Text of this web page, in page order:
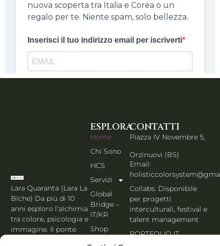
Lara Quaranta (Lara La
Biche) Da più di 10
anni esploro l'alchimia
tra colore, psicologia e
immagine. Il ponte
ESPLORA
Home
Chi Sono
HCS
Servizi
Global
Bridge –
IT/KR
Shop
Blog
CONTATTI
Piazza IV Novembre 5,
Orzinuovi (BS)
Email:
Collabs: Disponibile
per progetti
interculturali, festival e
talent management
PORTFOLIO IT